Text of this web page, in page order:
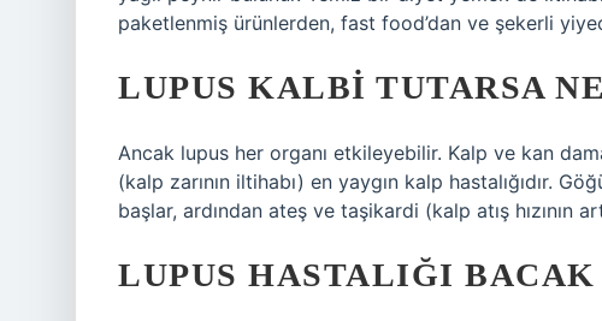
paketlenmiş ürünlerden, fast food’dan ve şekerli
LUPUS KALBI TUTARSA
Ancak lupus her organı etkileyebilir. Kalp ve kan
(kalp zarının iltihabı) en yaygın kalp hastalığıdır.
başlar, ardından ateş ve taşikardi (kalp atış hızının
LUPUS HASTALIĞI